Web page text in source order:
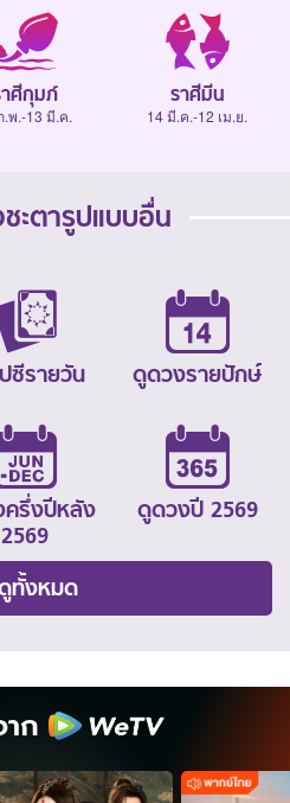
ศีกุมภ์
.พ.-13 มี.ค.
ราศีมีน
14 มี.ค.-12 เม.ย.
ะตารูปแบบอื่น
ปซีรายวัน ดูดวงรายปักษ์
ครึ่งปีหลัง
2569
ดูดวงปี 2569
ทั้งหมด
ก